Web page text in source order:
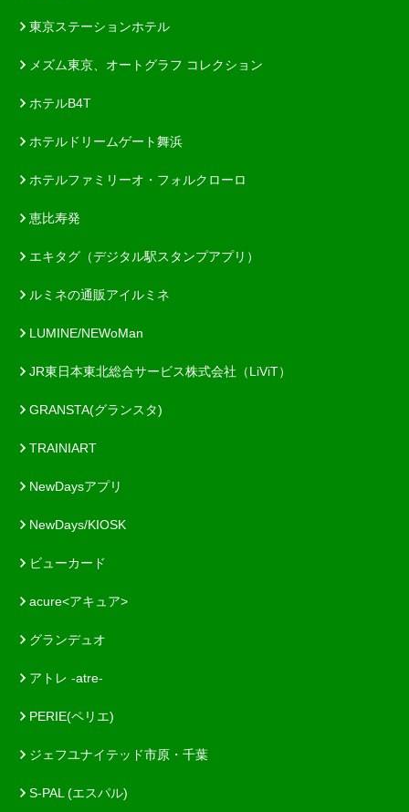
東京ステーションホテル
メズム東京、オートグラフ コレクション
ホテルB4T
ホテルドリームゲート舞浜
ホテルファミリーオ・フォルクローロ
恵比寿発
エキタグ（デジタル駅スタンプアプリ）
ルミネの通販アイルミネ
LUMINE/NEWoMan
JR東日本東北総合サービス株式会社（LiViT）
GRANSTA(グランスタ)
TRAINIART
NewDaysアプリ
NewDays/KIOSK
ビューカード
acure<アキュア>
グランデュオ
アトレ -atre-
PERIE(ペリエ)
ジェフユナイテッド市原・千葉
S-PAL (エスパル)